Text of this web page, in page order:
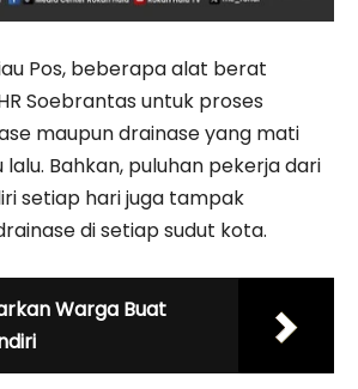
Pos, beberapa alat berat
Soebrantas untuk proses
maupun drainase yang mati
Bahkan, puluhan pekerja dari
setiap hari juga tampak
di setiap sudut kota.
Warga Buat